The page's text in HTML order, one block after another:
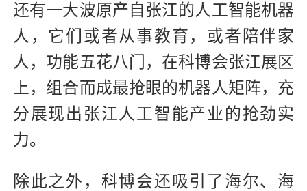
还有一大波原产自张江的人工智能机器
人，它们或者从事教育，或者陪伴家
人，功能五花八门，在科博会张江展区
上，组合而成最抢眼的机器人矩阵，充
分展现出张江人工智能产业的抢劲实
力。
除此之外，科博会还吸引了海尔、海